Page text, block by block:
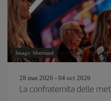
Image: bbernard
28 mar 2026 - 04 oct 2026
La confraternita delle